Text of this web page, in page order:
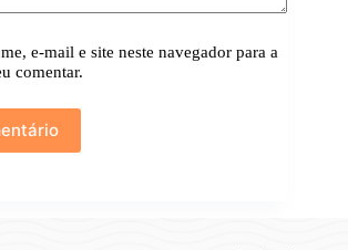
e-mail e site neste navegador para a
comentar.